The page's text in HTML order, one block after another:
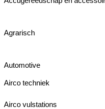
Agrarisch
Automotive
Airco techniek
Airco vulstations